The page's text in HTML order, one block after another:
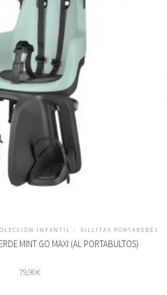
INFANTIL / SILLITAS PORTABEBÉS
MINT GO MAXI (AL PORTABULTOS)
79,90€